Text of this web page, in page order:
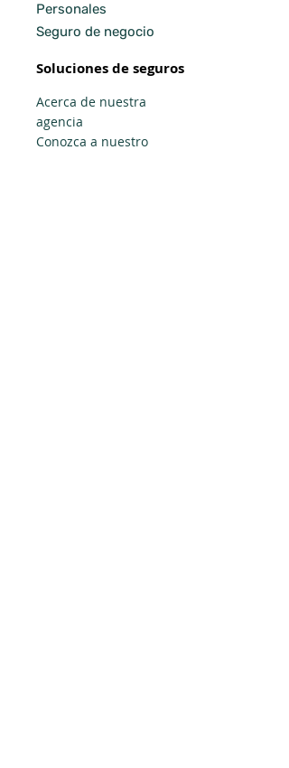
Personales
Seguro de negocio
Soluciones de seguros
Acerca de nuestra
agencia
Conozca a nuestro